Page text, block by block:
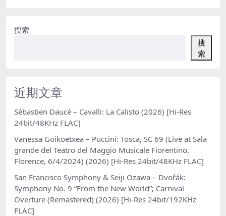
搜索
搜
索
近期文章
Sébastien Daucé – Cavalli: La Calisto (2026) [Hi-Res
24bit/48KHz FLAC]
Vanessa Goikoetxea – Puccini: Tosca, SC 69 (Live at Sala
grande del Teatro del Maggio Musicale Fiorentino,
Florence, 6/4/2024) (2026) [Hi-Res 24bit/48KHz FLAC]
San Francisco Symphony & Seiji Ozawa – Dvořák:
Symphony No. 9 “From the New World”; Carnival
Overture (Remastered) (2026) [Hi-Res 24bit/192KHz
FLAC]